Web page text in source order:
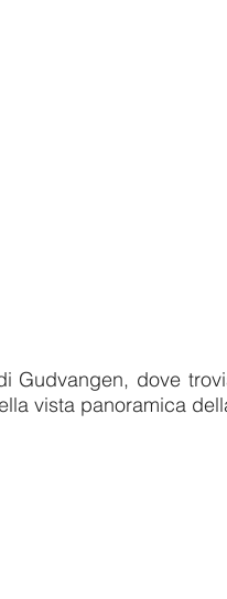
Gudvangen, dove
vista panoramica